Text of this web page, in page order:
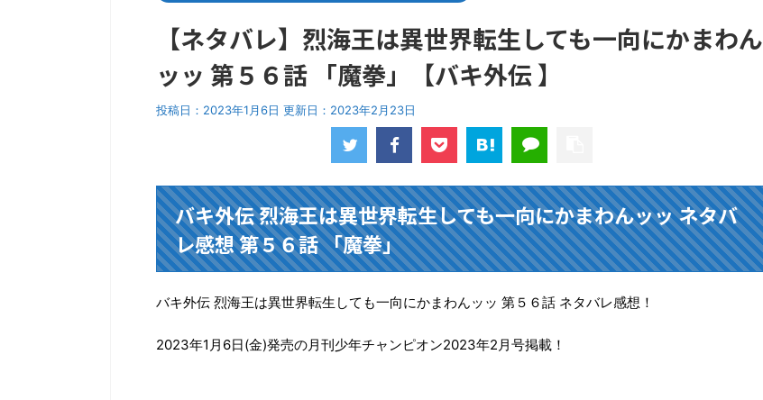
【ネタバレ】烈海王は異世界転生しても一向にかまわん
ッッ 第５６話 「魔拳」【バキ外伝 】
投稿日：2023年1月6日 更新日： 2023年2月23日
バキ外伝 烈海王は異世界転生しても一向にかまわんッッ ネタバ
レ感想 第５６話 「魔拳」
バキ外伝 烈海王は異世界転生しても一向にかまわんッッ 第５６話 ネタバレ感想！
2023年1月6日(金)発売の月刊少年チャンピオン2023年2月号掲載！